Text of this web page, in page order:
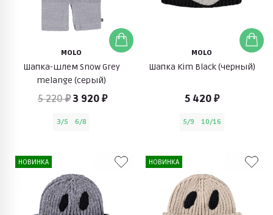
MOLO
Шапка-шлем Snow Grey
melange (серый)
5 220 ₽3 920 ₽
3/5 6/8
MOLO
Шапка Kim Black (черный)
5 420 ₽
5/9 10/16
НОВИНКА НОВИНКА